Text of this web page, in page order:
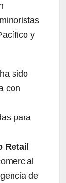
y
ha sido
con
para
Retail
de